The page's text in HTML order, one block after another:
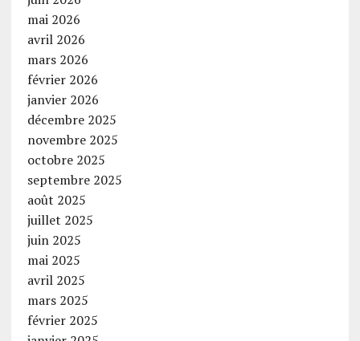
mai 2026
avril 2026
mars 2026
février 2026
janvier 2026
décembre 2025
novembre 2025
octobre 2025
septembre 2025
août 2025
juillet 2025
juin 2025
mai 2025
avril 2025
mars 2025
février 2025